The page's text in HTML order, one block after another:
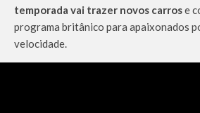
temporada vai trazer novos carrose
programa britânico para apaixonados
velocidade.